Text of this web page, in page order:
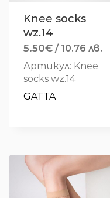
Knee socks
wz.14
5.50€ / 10.76 лв.
Артикул: Knee
socks wz.14
GATTA